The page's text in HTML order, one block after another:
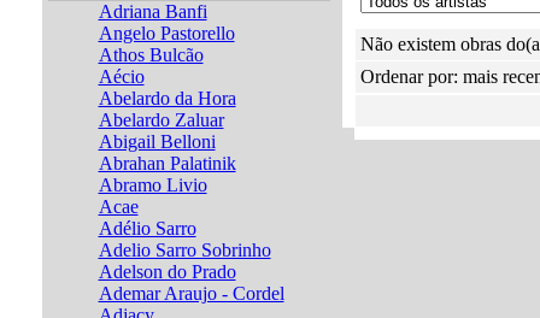
Adriana Banfi
Angelo Pastorello
Athos Bulcão
Aécio
Abelardo da Hora
Abelardo Zaluar
Abigail Belloni
Abrahan Palatinik
Abramo Livio
Acae
Adélio Sarro
Adelio Sarro Sobrinho
Adelson do Prado
Ademar Araujo - Cordel
Não existem obras
Ordenar por: mais